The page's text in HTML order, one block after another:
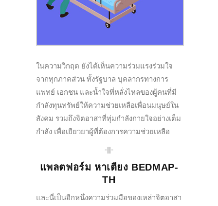
ในความวิกฤต ยังได้เห็นความร่วมแรงร่วมใจ
จากทุกภาคส่วน ทั้งรัฐบาล บุคลากรทางการ
แพทย์ เอกชน และน้ำใจที่หลั่งไหลของผู้คนที่มี
กำลังทุนทรัพย์ให้ความช่วยเหลือเพื่อนมนุษย์ใน
สังคม รวมถึงจิตอาสาที่ทุ่มกำลังกายใจอย่างเต็ม
กำลัง เพื่อเยียวยาผู้ที่ต้องการความช่วยเหลือ
-||-
แพลตฟอร์ม หาเตียง BEDMAP-
TH
และนี่เป็นอีกหนึ่งความร่วมมือของเหล่าจิตอาสา